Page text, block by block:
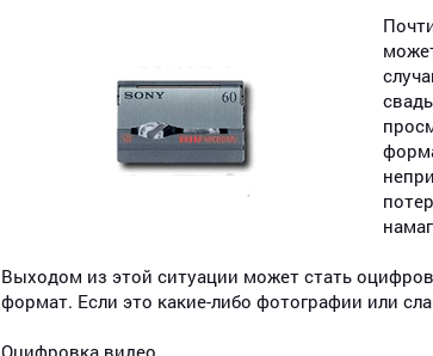
Выходом из этой ситуации может стать
формат. Если это какие-либо фотографии или
Оцифровка видео.